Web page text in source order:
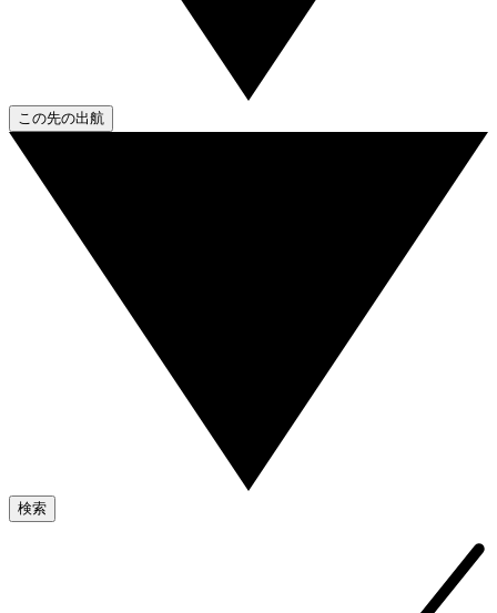
この先の出航
検索